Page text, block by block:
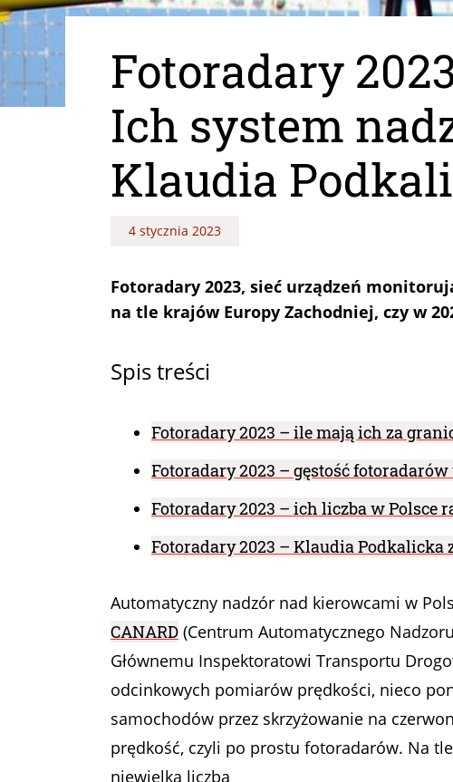
Fotoradary
Ich system
Klaudia
4 stycznia 2023
Fotoradary 2023, sieć urządzeń
na tle krajów Europy Zachodniej, czy w
Spis treści
Fotoradary 2023 – ile mają ich za
Fotoradary 2023 – gęstość fotoradarów
Fotoradary 2023 – ich liczba w Polsce
Fotoradary 2023 – Klaudia Podkalicka
Automatyczny nadzór nad kierowcami w
CANARD (Centrum Automatycznego
Głównemu Inspektoratowi Transportu
odcinkowych pomiarów prędkości, nieco
samochodów przez skrzyżowanie na
prędkość, czyli po prostu fotoradarów. Na
niewielka liczba